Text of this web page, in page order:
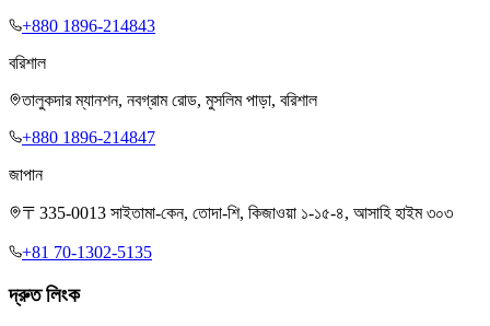
+880 1896-214843
বরিশাল
তালুকদার ম্যানশন, নবগ্রাম রোড, মুসলিম পাড়া, বরিশাল
+880 1896-214847
জাপান
〒335-0013 সাইতামা-কেন, তোদা-শি, কিজাওয়া ১-১৫-৪, আসাহি হাইম ৩০৩
+81 70-1302-5135
দ্রুত লিংক